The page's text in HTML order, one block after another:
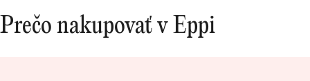
Prečo nakupovať v Eppi